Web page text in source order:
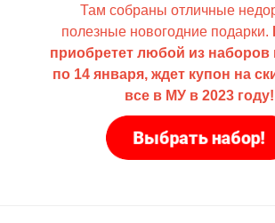
Там собраны отличные н
полезные новогодние подарки.
приобретет любой из наборов
по 14 января, ждет купон на
все в МУ в 2023 году!